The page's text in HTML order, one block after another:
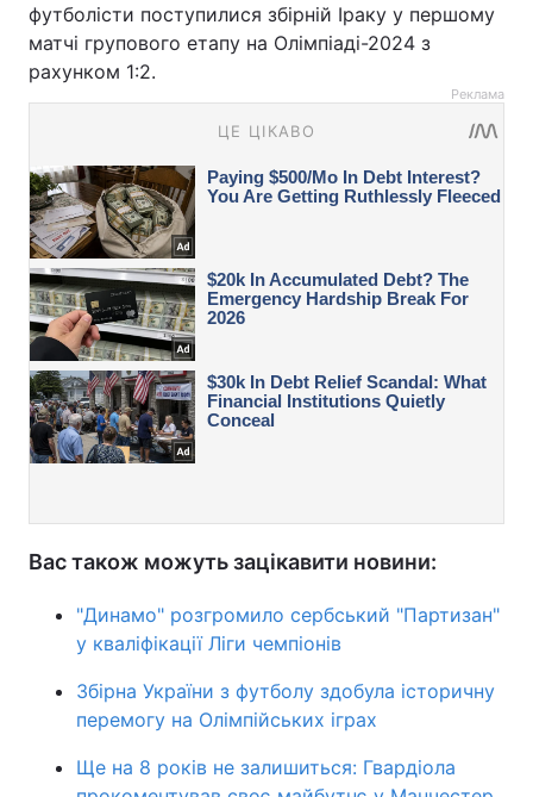
футболісти поступилися збірній Іраку у першому
матчі групового етапу на Олімпіаді-2024 з
рахунком 1:2.
Реклама
Вас також можуть зацікавити новини:
"Динамо" розгромило сербський "Партизан"
у кваліфікації Ліги чемпіонів
Збірна України з футболу здобула історичну
перемогу на Олімпійських іграх
Ще на 8 років не залишиться: Гвардіола